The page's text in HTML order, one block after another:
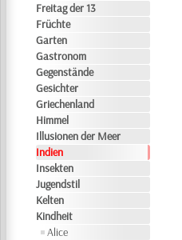
Freitag der 13
Früchte
Garten
Gastronom
Gegenstände
Gesichter
Griechenland
Himmel
Illusionen der Meer
Indien
Insekten
Jugendstil
Kelten
Kindheit
Alice